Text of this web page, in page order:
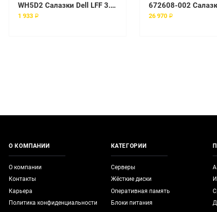
WH5D2 Салазки Dell LFF 3.5-inch Hard Drive Caddy for R340 R440 R540 R640 R740 servers
1 933 ₽ 26 970 ₽
О КОМПАНИИ
О компании
Контакты
Карьера
Политика конфиденциальности
КАТЕГОРИИ
Серверы
Жёсткие диски
Оперативная память
Блоки питания